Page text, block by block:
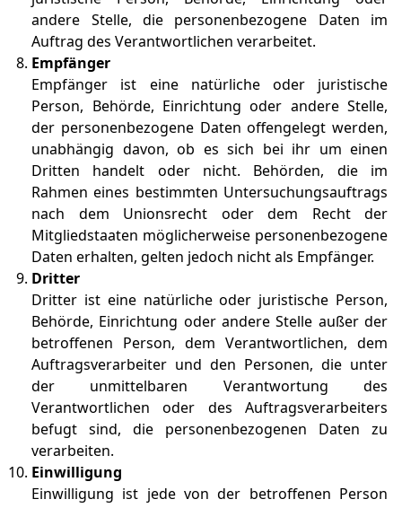
andere Stelle, die personenbezogene Daten im
Auftrag des Verantwortlichen verarbeitet.
Empfänger
Empfänger ist eine natürliche oder juristische
Person, Behörde, Einrichtung oder andere Stelle,
der personenbezogene Daten offengelegt werden,
unabhängig davon, ob es sich bei ihr um einen
Dritten handelt oder nicht. Behörden, die im
Rahmen eines bestimmten Untersuchungsauftrags
nach dem Unionsrecht oder dem Recht der
Mitgliedstaaten möglicherweise personenbezogene
Daten erhalten, gelten jedoch nicht als Empfänger.
Dritter
Dritter ist eine natürliche oder juristische Person,
Behörde, Einrichtung oder andere Stelle außer der
betroffenen Person, dem Verantwortlichen, dem
Auftragsverarbeiter und den Personen, die unter
der unmittelbaren Verantwortung des
Verantwortlichen oder des Auftragsverarbeiters
befugt sind, die personenbezogenen Daten zu
verarbeiten.
Einwilligung
Einwilligung ist jede von der betroffenen Person